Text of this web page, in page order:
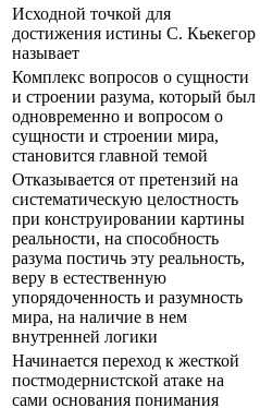
Исходной точкой для
достижения истины С. Кьекегор
называет
Комплекс вопросов о сущности
и строении разума, который был
одновременно и вопросом о
сущности и строении мира,
становится главной темой
Отказывается от претензий на
систематическую целостность
при конструировании картины
реальности, на способность
разума постичь эту реальность,
веру в естественную
упорядоченность и разумность
мира, на наличие в нем
внутренней логики
Начинается переход к жесткой
постмодернистской атаке на
сами основания понимания